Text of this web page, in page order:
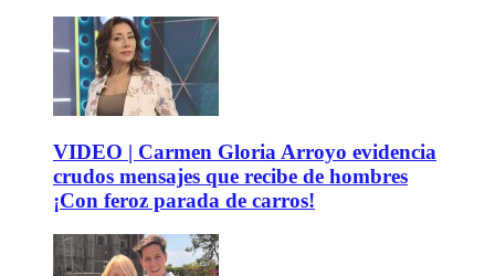
VIDEO | Carmen Gloria Arroyo evidencia
crudos mensajes que recibe de hombres
¡Con feroz parada de carros!